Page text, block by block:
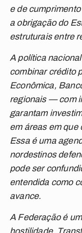
e de
a obrigação do
estruturais entre
A política
combinar crédito
Econômica,
regionais — com
garantam
em áreas em que
Essa é uma
nordestinos
pode ser
entendida como
avance.
A Federação é
hostilidade.